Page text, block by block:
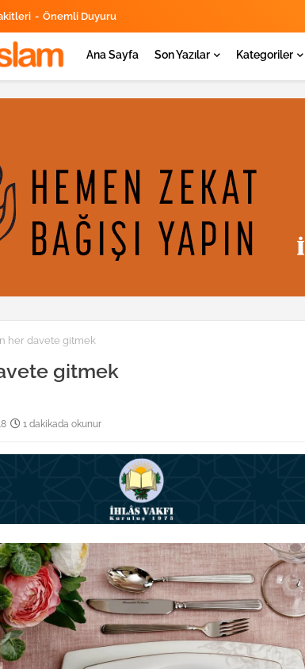
Önemli Duyuru
Ana Sayfa Son Yazılar Kategoriler
her davete gitmek
gitmek
1 dakikada okunur